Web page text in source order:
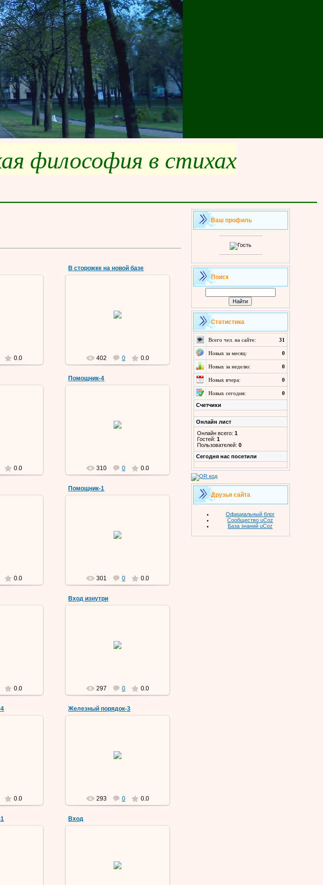
философия в стихах
0.0
В сторожке на новой базе
402 0 0.0
0.0
Помощник-4
310 0 0.0
0.0
Помощник-1
301 0 0.0
0.0
Вход изнутри
297 0 0.0
0.0
Железный порядок-3
293 0 0.0
Вход
Ваш профиль
Поиск
Статистика
Всего чел. на сайте: 31
Новых за месяц: 0
Новых за неделю: 0
Новых вчера: 0
Новых сегодня:
0
Счетчики
Онлайн лист
Онлайн всего: 1
Гостей: 1
Пользователей: 0
Cегодня нас посетили
Друзья сайта
Официальный блог
Сообщество uCoz
База знаний uCoz